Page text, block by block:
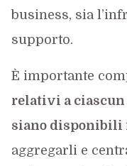
business, sia
supporto.
È importante
relativi a
siano disponibili
aggregarli e